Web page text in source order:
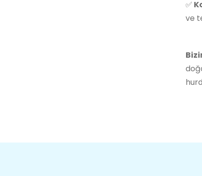
✅
ve